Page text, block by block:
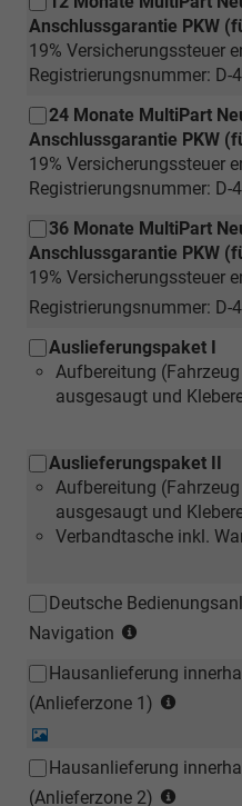
/
glanzgedreht)
Anschlussgarantie PKW
19% Versicherungssteuer
Registrierungsnummer: D-
24 Monate MultiPart
Anschlussgarantie PKW
19% Versicherungssteuer
Registrierungsnummer: D-
36 Monate MultiPart
Anschlussgarantie PKW
19% Versicherungssteuer
Registrierungsnummer: D-
Auslieferungspaket I
Aufbereitung
ausgesaugt und
Auslieferungspaket II
Aufbereitung
ausgesaugt und
Verbandtasche inkl.
Deutsche
Navigation
auch
bei
Händler
Hausanlieferung
(Anlieferzone 1)
Hausanlieferung
(Anlieferzone 2)